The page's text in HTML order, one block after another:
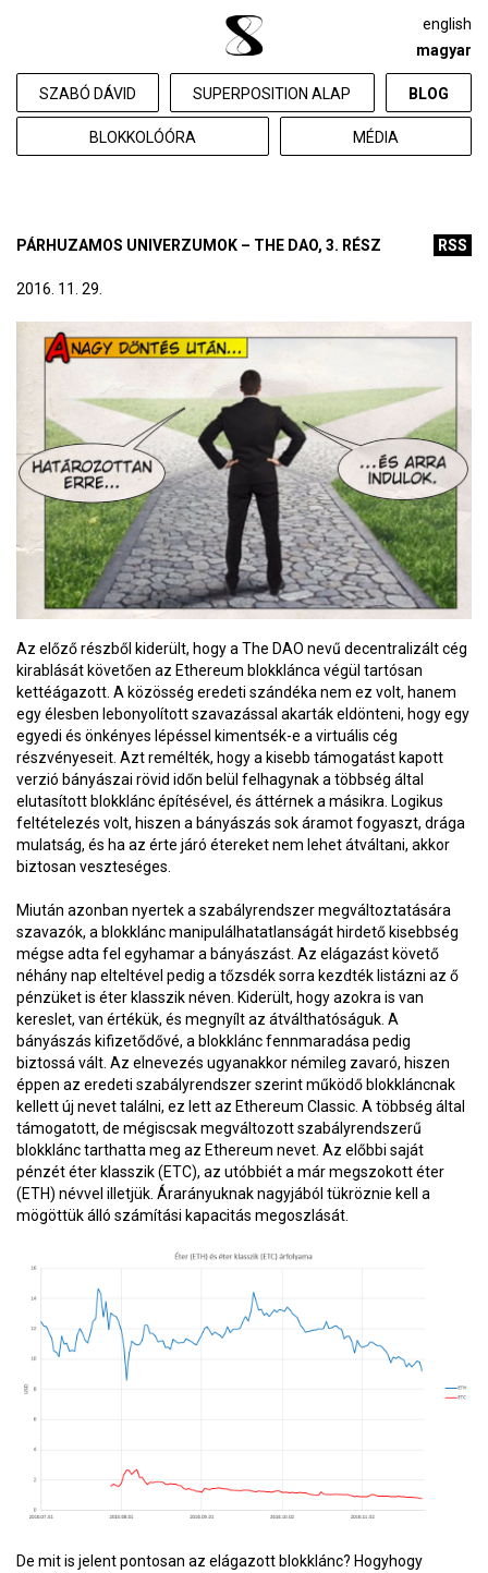
SZABÓ DÁVID SUPERPOSITION ALAP BLOG
BLOKKOLÓÓRA MÉDIA
english
magyar
RSS
PÁRHUZAMOS UNIVERZUMOK – THE DAO, 3. RÉSZ
2016. 11. 29.
Az előző részből kiderült, hogy a The DAO nevű decentralizált cég
kirablását követően az Ethereum blokklánca végül tartósan
kettéágazott. A közösség eredeti szándéka nem ez volt, hanem
egy élesben lebonyolított szavazással akarták eldönteni, hogy egy
egyedi és önkényes lépéssel kimentsék-e a virtuális cég
részvényeseit. Azt remélték, hogy a kisebb támogatást kapott
verzió bányászai rövid időn belül felhagynak a többség által
elutasított blokklánc építésével, és áttérnek a másikra. Logikus
feltételezés volt, hiszen a bányászás sok áramot fogyaszt, drága
mulatság, és ha az érte járó étereket nem lehet átváltani, akkor
biztosan veszteséges.
Miután azonban nyertek a szabályrendszer megváltoztatására
szavazók, a blokklánc manipulálhatatlanságát hirdető kisebbség
mégse adta fel egyhamar a bányászást. Az elágazást követő
néhány nap elteltével pedig a tőzsdék sorra kezdték listázni az ő
pénzüket is éter klasszik néven. Kiderült, hogy azokra is van
kereslet, van értékük, és megnyílt az átválthatóságuk. A
bányászás kifizetődővé, a blokklánc fennmaradása pedig
biztossá vált. Az elnevezés ugyanakkor némileg zavaró, hiszen
éppen az eredeti szabályrendszer szerint működő blokkláncnak
kellett új nevet találni, ez lett az Ethereum Classic. A többség által
támogatott, de mégiscsak megváltozott szabályrendszerű
blokklánc tarthatta meg az Ethereum nevet. Az előbbi saját
pénzét éter klasszik (ETC), az utóbbiét a már megszokott éter
(ETH) névvel illetjük. Árarányuknak nagyjából tükröznie kell a
mögöttük álló számítási kapacitás megoszlását.
De mit is jelent pontosan az elágazott blokklánc? Hogyhogy